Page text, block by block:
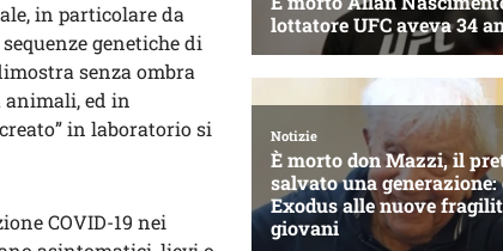
in particolare da
genetiche di
senza ombra
animali, ed in
in laboratorio si
COVID-19 nei